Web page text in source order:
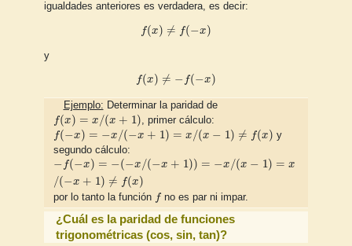
igualdades anteriores es verdadera, es decir:
f(x) ≠ f(−x)
x ≠ (−
y
f(x) ≠ − f(−x)
(x ≠ −x
Ejemplo: Determinar la paridad de
f(x) = x /(x + 1)
(x)=x/(x+1
, primer cálculo:
f(−x) = −x /(−x + 1) = x /(x − 1) ≠ f(x)
f(− x = / − +1 = x/ x− x)
y
segundo cálculo:
− f(−x) = −(−x /(−x + 1)) = −x /(x − 1) = x
/(−x + 1) ≠ f(x)
(− =− (− 1) x (x− −x ≠f(
por lo tanto la función fno es par ni impar.
¿Cuál es la paridad de funciones
trigonométricas (cos, sin, tan)?